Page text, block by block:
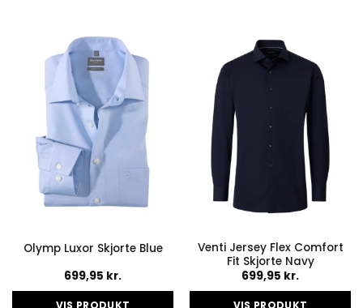
varianter.
Mulighederne
kan
vælges
på
varesiden
varianter.
Mulighederne
kan
vælges
på
varesiden
Olymp Luxor Skjorte Blue
699,95 kr.
Venti Jersey Flex Comfort
Fit Skjorte Navy
699,95 kr.